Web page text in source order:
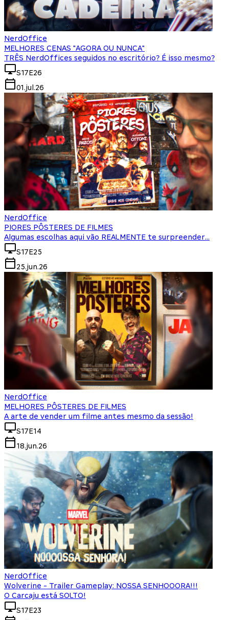
NerdOffice
MELHORES CENAS "AGORA OU NUNCA"
TRÊS NerdOffices seguidos no escritório? É isso mesmo?
S17E26
01.jul.26
NerdOffice
PIORES PÔSTERES DE FILMES
Algumas escolhas aqui vão REALMENTE te surpreender...
S17E25
25.jun.26
NerdOffice
MELHORES PÔSTERES DE FILMES
A arte de vender um filme antes mesmo da sessão!
S17E14
18.jun.26
NerdOffice
Wolverine - Trailer Gameplay: NOSSA SENHOOORA!!!
O Carcaju está SOLTO!
S17E23